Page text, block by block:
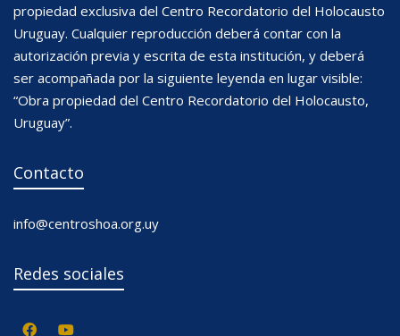
propiedad exclusiva del Centro Recordatorio del Holocausto
Uruguay. Cualquier reproducción deberá contar con la
autorización previa y escrita de esta institución, y deberá
ser acompañada por la siguiente leyenda en lugar visible:
“Obra propiedad del Centro Recordatorio del Holocausto,
Uruguay”.
Contacto
info@centroshoa.org.uy
Redes sociales